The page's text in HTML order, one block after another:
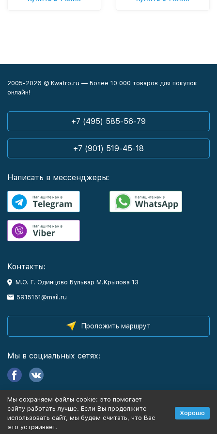
2005-2026 © Kwatro.ru — Более 10 000 товаров для покупок
онлайн!
+7 (495) 585-56-79
+7 (901) 519-45-18
Написать в мессенджеры:
Контакты:
М.О. Г. Одинцово Бульвар М.Крылова 13
5915151@mail.ru
Проложить маршрут
Мы в социальных сетях:
Информация
Мы сохраняем файлы cookie: это помогает
сайту работать лучше. Если Вы продолжите
использовать сайт, мы будем считать, что Вас
это устраивает.
Хорошо